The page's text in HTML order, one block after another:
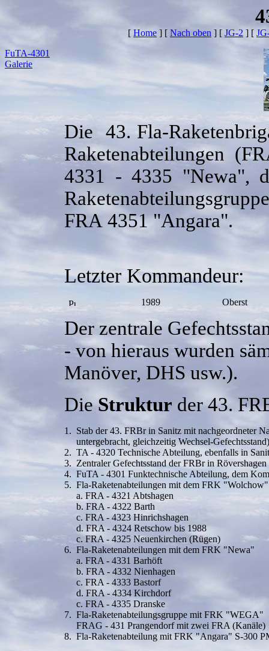
[ Home ] [ Nach oben ] [ JG-2 ] [
FuTA-4301
Galerie
Die 43. Fla-
Raketenabteilungen
4331 - 4335 "Newa",
FRA 4351 "Angara".
Letzter Kommandeur:
1989 Oberst
Der zentrale
- von hieraus wurden
Manöver, DHS usw.).
DieStruktur der 43.
1. Stab der 43. FRBr in Sanitz mit nachgeordneter
untergebracht, gleichzeitig Wechsel-
2. TA - 4320 Technische Abteilung, ebenfalls in
3. Zentraler Gefechtsstand der FRBr in Rövershagen
4. FuTA - 4301 Funktechnische Abteilung, dem
5. Fla-Raketenabteilungen mit dem FRK "Wolchow"
a. FRA - 4321 Abtshagen
b. FRA - 4322 Barth
c. FRA - 4323 Hinrichshagen
d. FRA - 4324 Retschow bis 1988
c. FRA - 4325 Neuenkirchen (Rügen)
6. Fla-Raketenabteilungen mit dem FRK "Newa"
a. FRA - 4331 Barhöft
b. FRA - 4332 Nienhagen
c. FRA - 4333 Bastorf
d. FRA - 4334 Kirchdorf
c. FRA - 4335 Dranske
7. Fla-Raketenabteilungsgruppe mit FRK "WEGA"
FRAG - 431 Prangendorf mit zwei FRA (Kanäle)
8. Fla-Raketenabteilung mit FRK "Angara" S-300